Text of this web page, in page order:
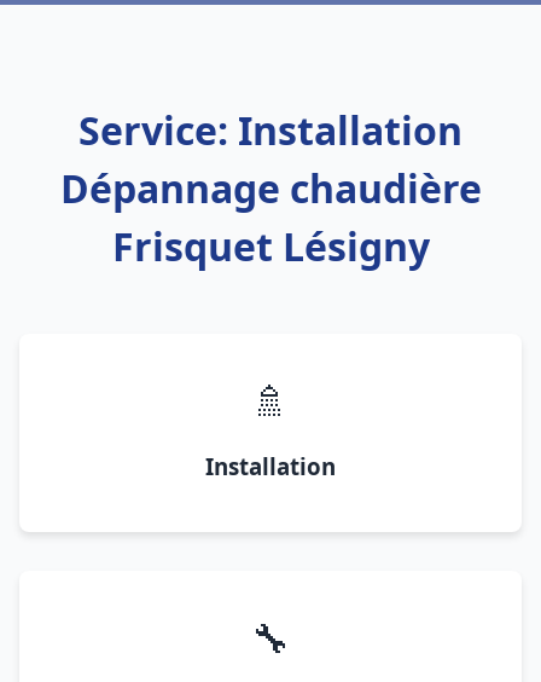
Service: Installation
Dépannage chaudière
Frisquet Lésigny
🚿
Installation
🔧